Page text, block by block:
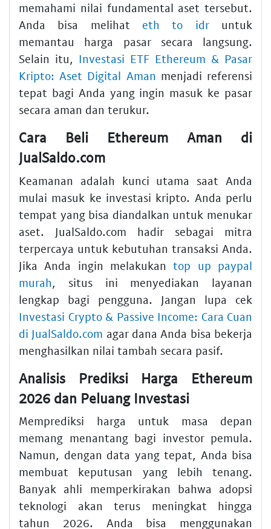
memahami nilai fundamental aset tersebut.
Anda bisa melihat eth to idruntuk
memantau harga pasar secara langsung.
Selain itu, Investasi ETF Ethereum & Pasar
Kripto: Aset Digital Aman menjadi referensi
tepat bagi Anda yang ingin masuk ke pasar
secara aman dan terukur.
Cara Beli Ethereum Aman di
JualSaldo.com
Keamanan adalah kunci utama saat Anda
mulai masuk ke investasi kripto. Anda perlu
tempat yang bisa diandalkan untuk menukar
aset. JualSaldo.com hadir sebagai mitra
terpercaya untuk kebutuhan transaksi Anda.
Jika Anda ingin melakukantop up paypal
murah , situs ini menyediakan layanan
lengkap bagi pengguna. Jangan lupa cek
Investasi Crypto & Passive Income: Cara Cuan
di JualSaldo.com agar dana Anda bisa bekerja
menghasilkan nilai tambah secara pasif.
Analisis Prediksi Harga Ethereum
2026 dan Peluang Investasi
Memprediksi harga untuk masa depan
memang menantang bagi investor pemula.
Namun, dengan data yang tepat, Anda bisa
membuat keputusan yang lebih tenang.
Banyak ahli memperkirakan bahwa adopsi
teknologi akan terus meningkat hingga
tahun 2026. Anda bisa menggunakan